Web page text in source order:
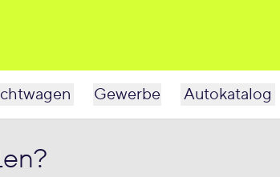
Gewerbe Autokatalog